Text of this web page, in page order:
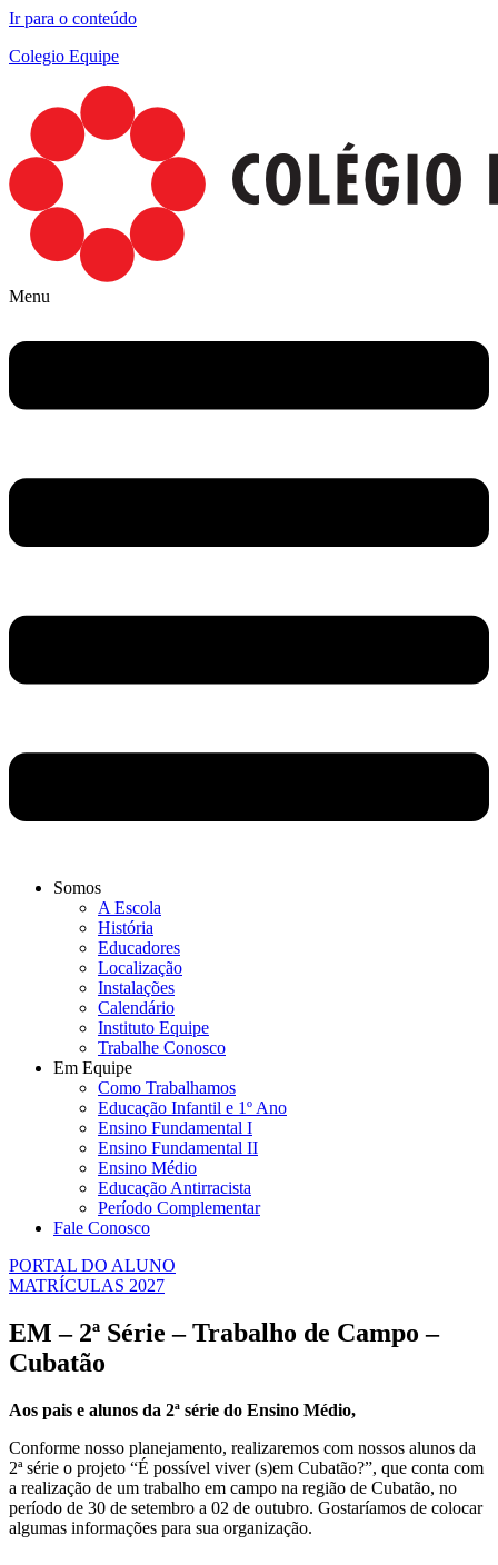
Ir para o conteúdo
Colegio Equipe
Menu
Somos
A Escola
História
Educadores
Localização
Instalações
Calendário
Instituto Equipe
Trabalhe Conosco
Em Equipe
Como Trabalhamos
Educação Infantil e 1º Ano
Ensino Fundamental I
Ensino Fundamental II
Ensino Médio
Educação Antirracista
Período Complementar
Fale Conosco
PORTAL DO ALUNO
MATRÍCULAS 2027
EM – 2ª Série – Trabalho de Campo –
Cubatão
Aos pais e alunos da 2ª série do Ensino Médio,
Conforme nosso planejamento, realizaremos com nossos alunos da
2ª série o projeto “É possível viver (s)em Cubatão?”, que conta com
a realização de um trabalho em campo na região de Cubatão, no
período de 30 de setembro a 02 de outubro. Gostaríamos de colocar
algumas informações para sua organização.